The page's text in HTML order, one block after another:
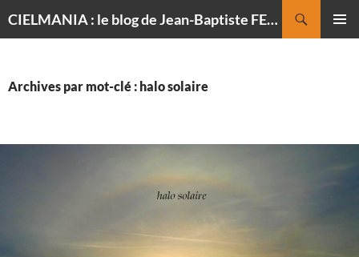
CIELMANIA : le blog de Jean-Baptiste FELDMANN, photographe du ciel
Archives par mot-clé : halo solaire